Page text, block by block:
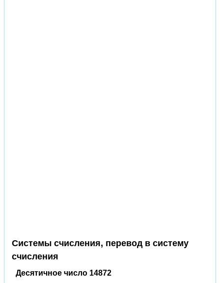
Системы счисления, перевод в систему
счисления
Десятичное число 14872